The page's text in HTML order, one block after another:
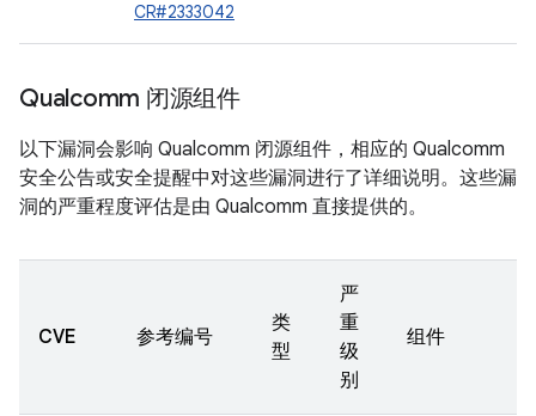
CR#2333042
Qualcomm 闭源组件
以下漏洞会影响 Qualcomm 闭源组件，相应的 Qualcomm
安全公告或安全提醒中对这些漏洞进行了详细说明。这些漏
洞的严重程度评估是由 Qualcomm 直接提供的。
CVE 参考编号
类
型
严
重
级
别
组件